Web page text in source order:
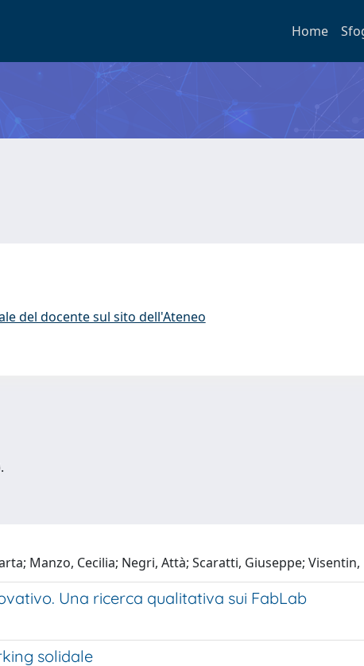
Home
del docente sul sito dell'Ateneo
Manzo, Cecilia; Negri, Attà; Scaratti, Giuseppe;
Una ricerca qualitativa sui FabLab
solidale